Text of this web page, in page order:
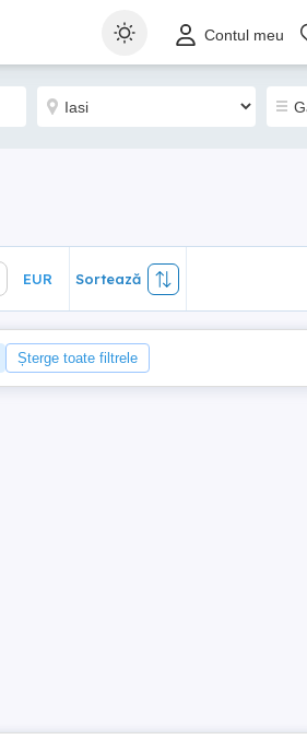
Contul meu
Sortează
EUR Sortează
Șterge toate filtrele